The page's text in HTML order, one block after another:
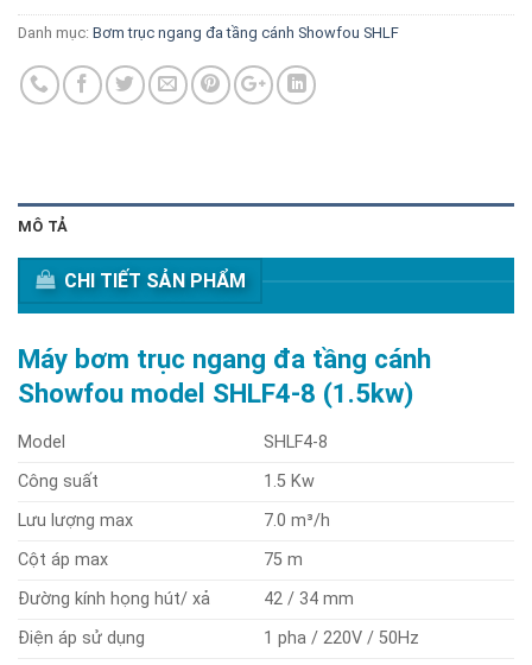
Danh mục: Bơm trục ngang đa tầng cánh Showfou SHLF
MÔ TẢ
CHI TIẾT SẢN PHẨM
Máy bơm trục ngang đa tầng cánh
Showfou model SHLF4-8 (1.5kw)
Model
SHLF4-8
Công suất
1.5 Kw
Lưu lượng max
7.0 m³/h
Cột áp max
75 m
Đường kính họng hút/ xả
42 / 34 mm
Điện áp sử dụng
1 pha / 220V / 50Hz